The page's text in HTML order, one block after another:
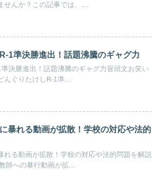
せんか？この記事では、...
1準決勝進出！話題沸騰のギャグ力
決勝進出！話題沸騰のギャグ力冒頭文お笑い
んぐりたけしR-1準...
暴れる動画が拡散！学校の対応や法的
れる動画が拡散！学校の対応や法的問題を解説
師への暴行動画が拡...